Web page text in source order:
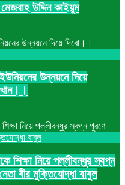
উদ্দিন কাইয়ুম
উন্নয়নে দিয়ে
শিক্ষা নিয়ে পল্লীবন্ধুর স্বপ্ন
বীর মুক্তিযোদ্ধা বাবুল